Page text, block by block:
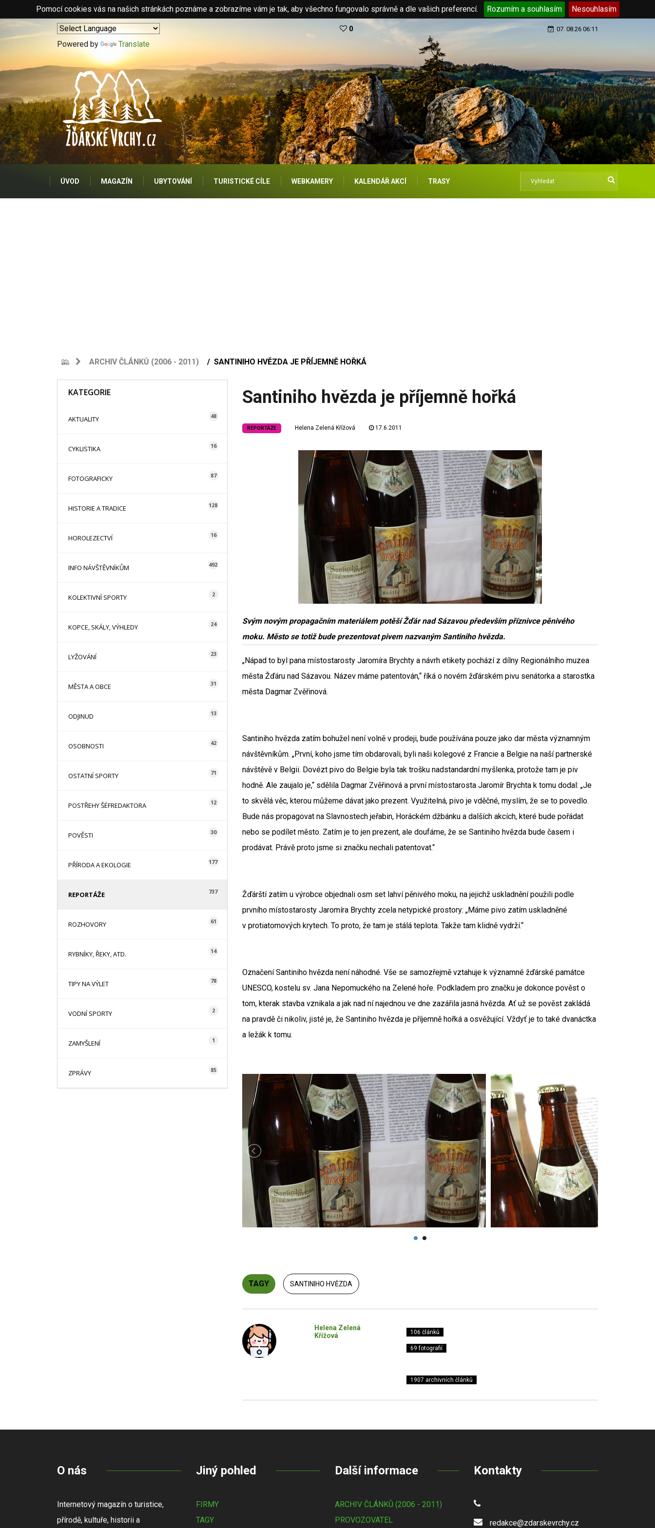
Pomocí cookies vás na našich stránkách poznáme a zobrazíme vám je tak, aby všechno fungovalo správně a dle vašich preferencí. Rozumím a souhlasím Nesouhlasím
Powered by Translate
0 07. 08.26 06:11
ÚVOD MAGAZÍN UBYTOVÁNÍ TURISTICKÉ CÍLE WEBKAMERY KALENDÁŘ AKCÍ TRASY
ARCHIV ČLÁNKŮ (2006 - 2011) SANTINIHO HVĚZDA JE PŘÍJEMNĚ HOŘKÁ
KATEGORIE
AKTUALITY 48
CYKLISTIKA 16
FOTOGRAFICKY 87
HISTORIE A TRADICE 128
HOROLEZECTVÍ 16
INFO NÁVŠTĚVNÍKŮM 492
KOLEKTIVNÍ SPORTY 2
KOPCE, SKÁLY, VÝHLEDY 24
LYŽOVÁNÍ 23
MĚSTA A OBCE 31
ODJINUD 13
OSOBNOSTI 42
OSTATNÍ SPORTY 71
POSTŘEHY ŠÉFREDAKTORA 12
POVĚSTI 30
PŘÍRODA A EKOLOGIE 177
REPORTÁŽE 737
ROZHOVORY 61
RYBNÍKY, ŘEKY, ATD. 14
TIPY NA VÝLET 78
VODNÍ SPORTY 2
ZAMYŠLENÍ 1
ZPRÁVY 85
Santiniho hvězda je příjemně hořká
REPORTÁŽE Helena Zelená Křížová 17.6.2011
Svým novým propagačním materiálem potěší Žďár nad Sázavou především příznivce pěnivého
moku. Město se totiž bude prezentovat pivem nazvaným Santiniho hvězda.
„Nápad to byl pana místostarosty Jaromíra Brychty a návrh etikety pochází z dílny Regionálního muzea
města Žďáru nad Sázavou. Název máme patentován,“ říká o novém žďárském pivu senátorka a starostka
města Dagmar Zvěřinová.
Santiniho hvězda zatím bohužel není volně v prodeji, bude používána pouze jako dar města významným
návštěvníkům. „První, koho jsme tím obdarovali, byli naši kolegové z Francie a Belgie na naší partnerské
návštěvě v Belgii. Dovézt pivo do Belgie byla tak trošku nadstandardní myšlenka, protože tam je piv
hodně. Ale zaujalo je,“ sdělila Dagmar Zvěřinová a první místostarosta Jaromír Brychta k tomu dodal: „Je
to skvělá věc, kterou můžeme dávat jako prezent. Využitelná, pivo je vděčné, myslím, že se to povedlo.
Bude nás propagovat na Slavnostech jeřabin, Horáckém džbánku a dalších akcích, které bude pořádat
nebo se podílet město. Zatím je to jen prezent, ale doufáme, že se Santiniho hvězda bude časem i
prodávat. Právě proto jsme si značku nechali patentovat.“
Žďárští zatím u výrobce objednali osm set lahví pěnivého moku, na jejichž uskladnění použili podle
prvního místostarosty Jaromíra Brychty zcela netypické prostory: „Máme pivo zatím uskladněné
v protiatomových krytech. To proto, že tam je stálá teplota. Takže tam klidně vydrží.“
Označení Santiniho hvězda není náhodné. Vše se samozřejmě vztahuje k významné žďárské památce
UNESCO, kostelu sv. Jana Nepomuckého na Zelené hoře. Podkladem pro značku je dokonce pověst o
tom, kterak stavba vznikala a jak nad ní najednou ve dne zazářila jasná hvězda. Ať už se pověst zakládá
na pravdě či nikoliv, jisté je, že Santiniho hvězda je příjemně hořká a osvěžující. Vždyť je to také dvanáctka
a ležák k tomu.
TAGY SANTINIHO HVĚZDA
Helena Zelená
Křížová
106 článků
69 fotografií
1907 archivních článků
O nás
Internetový magazín o turistice,
přírodě, kultuře, historii a
Jiný pohled
FIRMY
TAGY
Další informace
ARCHIV ČLÁNKŮ (2006 - 2011)
PROVOZOVATEL
Kontakty
redakce@zdarskevrchy.cz